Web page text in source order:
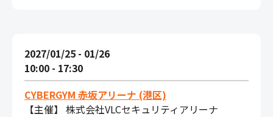
2027/01/25 - 01/26
10:00 - 17:30
CYBERGYM 赤坂アリーナ (港区)
【主催】 株式会社VLCセキュリティアリーナ